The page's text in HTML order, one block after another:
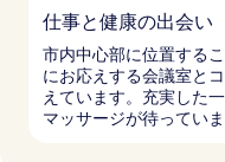
仕事と健康の出会い
市内中心部に位置する
にお応えする会議室と
えています。充実した
マッサージが待っていま